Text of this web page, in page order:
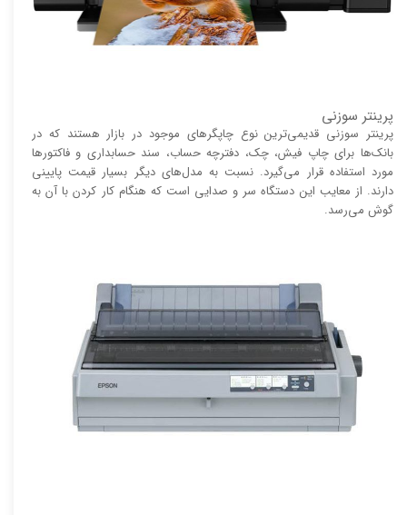
پرینتر سوزنی
پرینتر سوزنی قدیمی‌ترین نوع چاپگر‌های موجود در بازار هستند که در
بانک‌ها برای چاپ فیش، چک، دفترچه حساب، سند حسابداری و فاکتور‌ها
مورد استفاده قرار می‌گیرد. نسبت به مدل‌های دیگر بسیار قیمت پایینی
دارند. از معایب این دستگاه سر و صدایی است که هنگام کار کردن با آن به
گوش می‌رسد.